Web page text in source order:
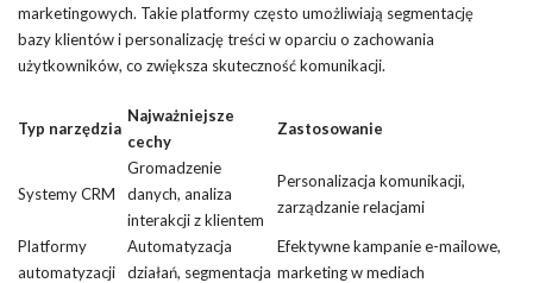
marketingowych. Takie platformy często umożliwiają segmentację
bazy klientów i personalizację treści w oparciu o zachowania
użytkowników, co zwiększa skuteczność komunikacji.
Typ narzędzia
Najważniejsze
cechy
Zastosowanie
Systemy CRM
Gromadzenie
danych, analiza
interakcji z klientem
Personalizacja komunikacji,
zarządzanie relacjami
Platformy
automatyzacji
Automatyzacja
działań, segmentacja
Efektywne kampanie e-mailowe,
marketing w mediach